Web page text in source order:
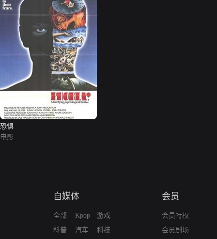
恐惧
电影
自媒体
全部
科普
Kpop
汽车
游戏
科技
会员
会员特权
会员剧场